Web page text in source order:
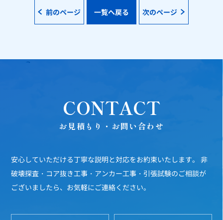
前のページ 一覧へ戻る 次のページ
CONTACT
お見積もり・お問い合わせ
安心していただける丁寧な説明と対応をお約束いたします。
非
破壊探査・コア抜き工事・アンカー工事・引張試験のご相談が
ございましたら、お気軽にご連絡ください。